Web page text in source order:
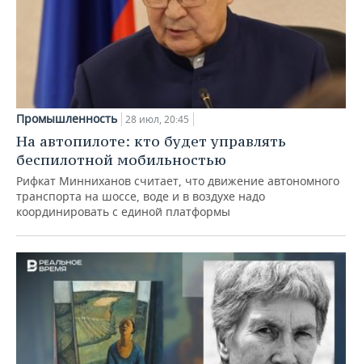
Промышленность 28 июл, 20:45
На автопилоте: кто будет управлять
беспилотной мобильностью
Рифкат Минниханов считает, что движение автономного
транспорта на шоссе, воде и в воздухе надо
координировать с единой платформы